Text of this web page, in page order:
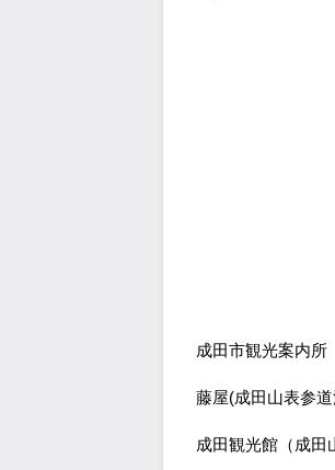
成田市観光案内所
藤屋(成田山表参道
成田観光館（成田